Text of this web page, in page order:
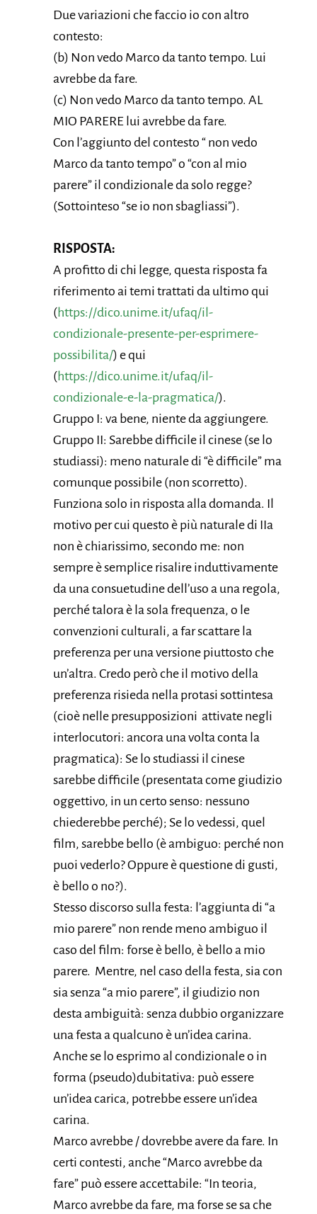
Due variazioni che faccio io con altro
contesto:
(b) Non vedo Marco da tanto tempo. Lui
avrebbe da fare.
(c) Non vedo Marco da tanto tempo. AL
MIO PARERE lui avrebbe da fare.
Con l’aggiunto del contesto “ non vedo
Marco da tanto tempo” o “con al mio
parere” il condizionale da solo regge?
(Sottointeso “se io non sbagliassi”).
RISPOSTA:
A profitto di chi legge, questa risposta fa
riferimento ai temi trattati da ultimo qui
(https://dico.unime.it/ufaq/il-
condizionale-presente-per-esprimere-
possibilita/) e qui
(https://dico.unime.it/ufaq/il-
condizionale-e-la-pragmatica/).
Gruppo I: va bene, niente da aggiungere.
Gruppo II: Sarebbe difficile il cinese (se lo
studiassi): meno naturale di “è difficile” ma
comunque possibile (non scorretto).
Funziona solo in risposta alla domanda. Il
motivo per cui questo è più naturale di IIa
non è chiarissimo, secondo me: non
sempre è semplice risalire induttivamente
da una consuetudine dell’uso a una regola,
perché talora è la sola frequenza, o le
convenzioni culturali, a far scattare la
preferenza per una versione piuttosto che
un’altra. Credo però che il motivo della
preferenza risieda nella protasi sottintesa
(cioè nelle presupposizioni attivate negli
interlocutori: ancora una volta conta la
pragmatica): Se lo studiassi il cinese
sarebbe difficile (presentata come giudizio
oggettivo, in un certo senso: nessuno
chiederebbe perché); Se lo vedessi, quel
film, sarebbe bello (è ambiguo: perché non
puoi vederlo? Oppure è questione di gusti,
è bello o no?).
Stesso discorso sulla festa: l’aggiunta di “a
mio parere” non rende meno ambiguo il
caso del film: forse è bello, è bello a mio
parere. Mentre, nel caso della festa, sia con
sia senza “a mio parere”, il giudizio non
desta ambiguità: senza dubbio organizzare
una festa a qualcuno è un’idea carina.
Anche se lo esprimo al condizionale o in
forma (pseudo)dubitativa: può essere
un’idea carica, potrebbe essere un’idea
carina.
Marco avrebbe / dovrebbe avere da fare. In
certi contesti, anche “Marco avrebbe da
fare” può essere accettabile: “In teoria,
Marco avrebbe da fare, ma forse se sa che